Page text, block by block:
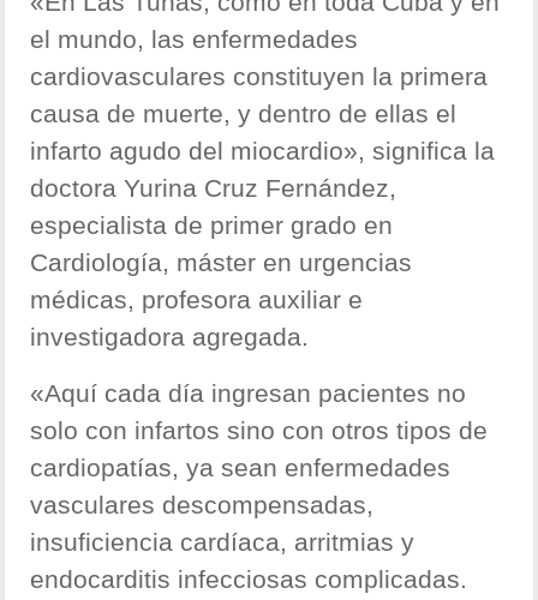
el mundo, las enfermedades
cardiovasculares constituyen la primera
causa de muerte, y dentro de ellas el
infarto agudo del miocardio», significa la
doctora Yurina Cruz Fernández,
especialista de primer grado en
Cardiología, máster en urgencias
médicas, profesora auxiliar e
investigadora agregada.
«Aquí cada día ingresan pacientes no
solo con infartos sino con otros tipos de
cardiopatías, ya sean enfermedades
vasculares descompensadas,
insuficiencia cardíaca, arritmias y
endocarditis infecciosas complicadas.